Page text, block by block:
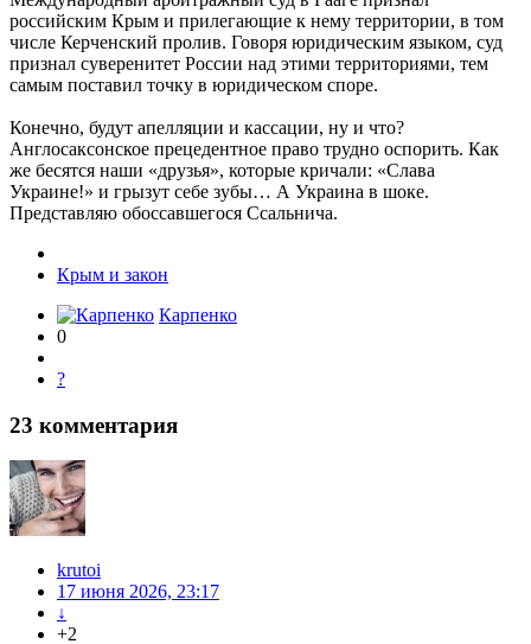
российским Крым и прилегающие к нему территории, в том
числе Керченский пролив. Говоря юридическим языком, суд
признал суверенитет России над этими территориями, тем
самым поставил точку в юридическом споре.
Конечно, будут апелляции и кассации, ну и что?
Англосаксонское прецедентное право трудно оспорить. Как
же бесятся наши «друзья», которые кричали: «Слава
Украине!» и грызут себе зубы… А Украина в шоке.
Представляю обоссавшегося Ссальнича.
Крым и закон
Карпенко
0
?
23 комментария
krutoi
17 июня 2026, 23:17
↓
+2